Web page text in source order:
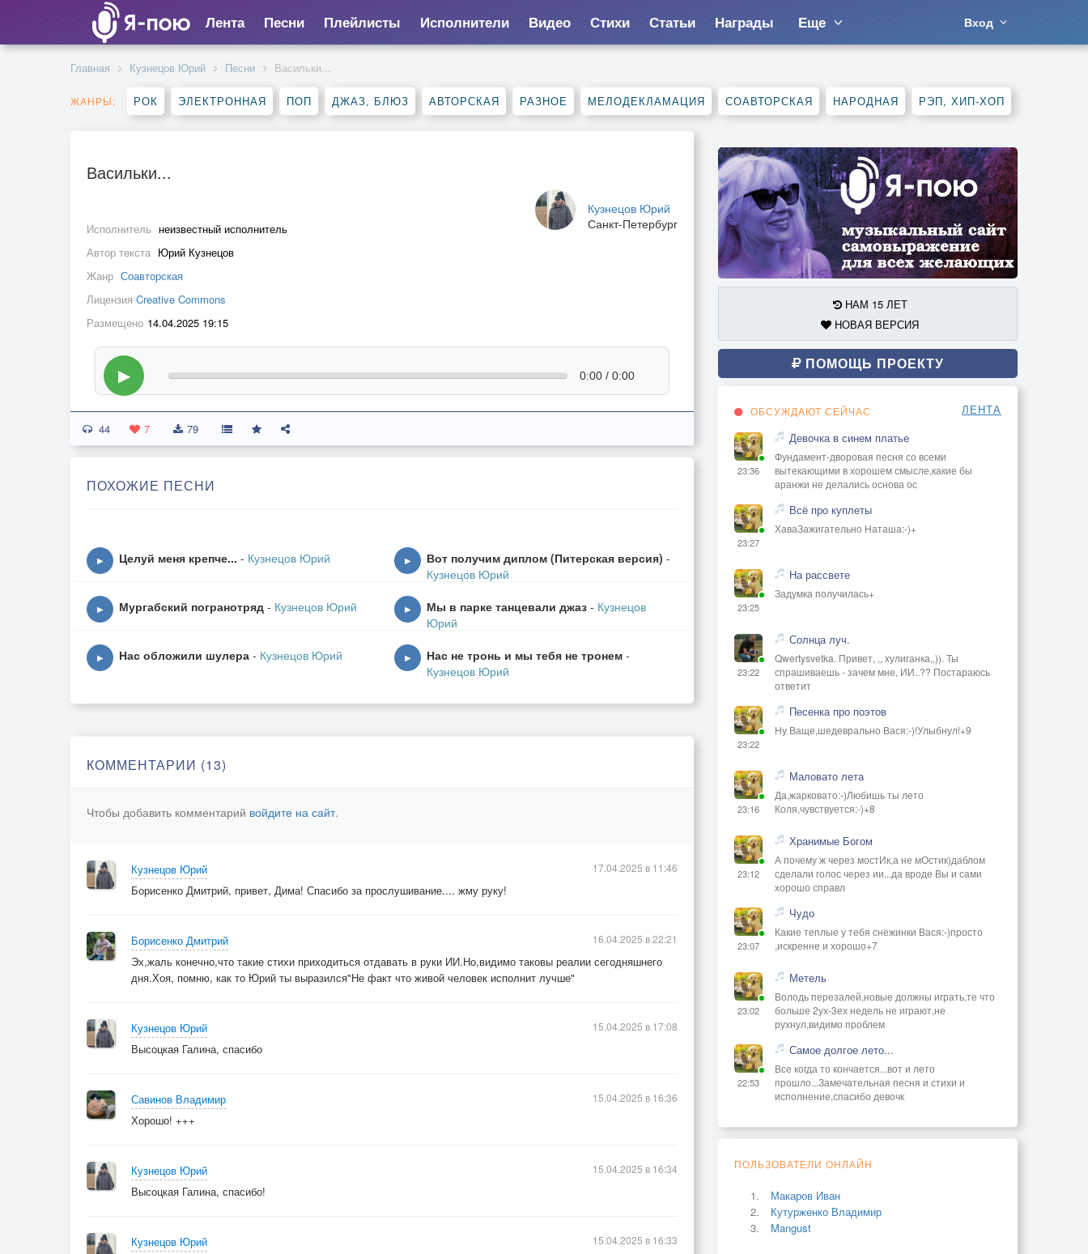
Лента Песни Плейлисты Исполнители Видео Стихи Статьи Награды Еще Вход
Главная Кузнецов Юрий Песни Васильки...
ЖАНРЫ: РОК ЭЛЕКТРОННАЯ ПОП ДЖАЗ, БЛЮЗ АВТОРСКАЯ РАЗНОЕ МЕЛОДЕКЛАМАЦИЯ СОАВТОРСКАЯ НАРОДНАЯ РЭП, ХИП-ХОП
Васильки...
Кузнецов Юрий
Санкт-Петербург
Исполнитель неизвестный исполнитель
Автор текста Юрий Кузнецов
Жанр Соавторская
Лицензия Creative Commons
Размещено 14.04.2025 19:15
▶ 0:00 / 0:00
44 7 79
ПОХОЖИЕ ПЕСНИ
▶ Целуй меня крепче... - Кузнецов Юрий ▶ Вот получим диплом (Питерская версия) -
Кузнецов Юрий
▶ Мургабский погранотряд - Кузнецов Юрий ▶ Мы в парке танцевали джаз - Кузнецов
Юрий
▶ Нас обложили шулера - Кузнецов Юрий ▶ Нас не тронь и мы тебя не тронем -
Кузнецов Юрий
КОММЕНТАРИИ (13)
Чтобы добавить комментарий войдите на сайт.
Кузнецов Юрий
Борисенко Дмитрий, привет, Дима! Спасибо за прослушивание.... жму руку!
17.04.2025 в 11:46
Борисенко Дмитрий
Эх,жаль конечно,что такие стихи приходиться отдавать в руки ИИ.Но,видимо таковы реалии сегодняшнего
дня.Хоя, помню, как то Юрий ты выразился"Не факт что живой человек исполнит лучше"
16.04.2025 в 22:21
Кузнецов Юрий
Высоцкая Галина, спасибо
15.04.2025 в 17:08
Савинов Владимир
Хорошо! +++
15.04.2025 в 16:36
Кузнецов Юрий
Высоцкая Галина, спасибо!
15.04.2025 в 16:34
Кузнецов Юрий
15.04.2025 в 16:33
НАМ 15 ЛЕТ
НОВАЯ ВЕРСИЯ
ПОМОЩЬ ПРОЕКТУ
ОБСУЖДАЮТ СЕЙЧАС ЛЕНТА
23:36
Девочка в синем платье
Фундамент-дворовая песня со всеми
вытекающими в хорошем смысле,какие бы
аранжи не делались основа ос
23:27
Всё про куплеты
ХаваЗажигательно Наташа:-)+
23:25
На рассвете
Задумка получилась+
23:22
Солнца луч.
Qwertysvetka. Привет, ,, хулиганка,,)). Ты
спрашиваешь - зачем мне, ИИ..?? Постараюсь
ответит
23:22
Песенка про поэтов
Ну Ваще,шедеврально Вася:-)!Улыбнул!+9
23:16
Маловато лета
Да,жарковато:-)Любишь ты лето
Коля,чувствуется:-)+8
23:12
Хранимые Богом
А почему ж через мостИк,а не мОстик)даблом
сделали голос через ии...да вроде Вы и сами
хорошо справл
23:07
Чудо
Какие теплые у тебя снежинки Вася:-)просто
,искренне и хорошо+7
23:02
Метель
Володь перезалей,новые должны играть,те что
больше 2ух-3ех недель не играют,не
рухнул,видимо проблем
22:53
Самое долгое лето...
Все когда то кончается...вот и лето
прошло...Замечательная песня и стихи и
исполнение,спасибо девочк
ПОЛЬЗОВАТЕЛИ ОНЛАЙН
Макаров Иван
Кутурженко Владимир
Mangust